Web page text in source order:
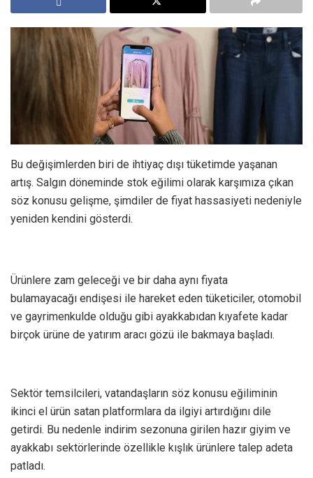
Bu değişimlerden biri de ihtiyaç dışı tüketimde yaşanan
artış. Salgın döneminde stok eğilimi olarak karşımıza çıkan
söz konusu gelişme, şimdiler de fiyat hassasiyeti nedeniyle
yeniden kendini gösterdi.
Ürünlere zam geleceği ve bir daha aynı fiyata
bulamayacağı endişesi ile hareket eden tüketiciler, otomobil
ve gayrimenkulde olduğu gibi ayakkabıdan kıyafete kadar
birçok ürüne de yatırım aracı gözü ile bakmaya başladı.
Sektör temsilcileri, vatandaşların söz konusu eğiliminin
ikinci el ürün satan platformlara da ilgiyi artırdığını dile
getirdi. Bu nedenle indirim sezonuna girilen hazır giyim ve
ayakkabı sektörlerinde özellikle kışlık ürünlere talep adeta
patladı.